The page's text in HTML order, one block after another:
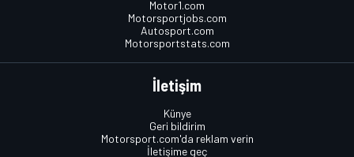
Motor1.com
Motorsportjobs.com
Autosport.com
Motorsportstats.com
İletişim
Künye
Geri bildirim
Motorsport.com'da reklam verin
İletişime geç